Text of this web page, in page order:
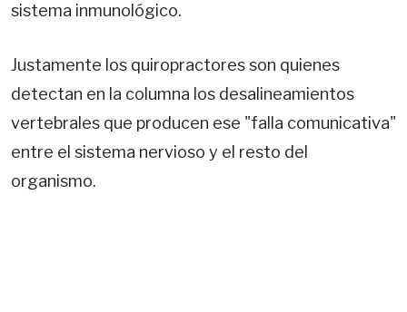
sistema inmunológico.
Justamente los quiropractores son quienes
detectan en la columna los desalineamientos
vertebrales que producen ese "falla comunicativa"
entre el sistema nervioso y el resto del
organismo.